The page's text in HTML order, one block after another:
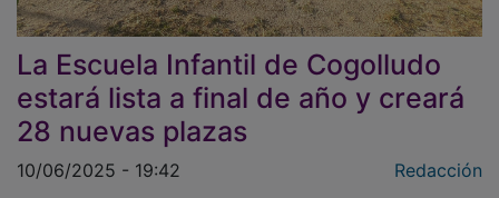
La Escuela Infantil de Cogolludo
estará lista a final de año y creará
28 nuevas plazas
10/06/2025 - 19:42